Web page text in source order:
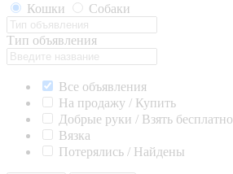
Кошки
Собаки
Тип объявления
Все объявления
На продажу / Купить
Добрые руки / Взять бесплатно
Вязка
Потерялись / Найдены